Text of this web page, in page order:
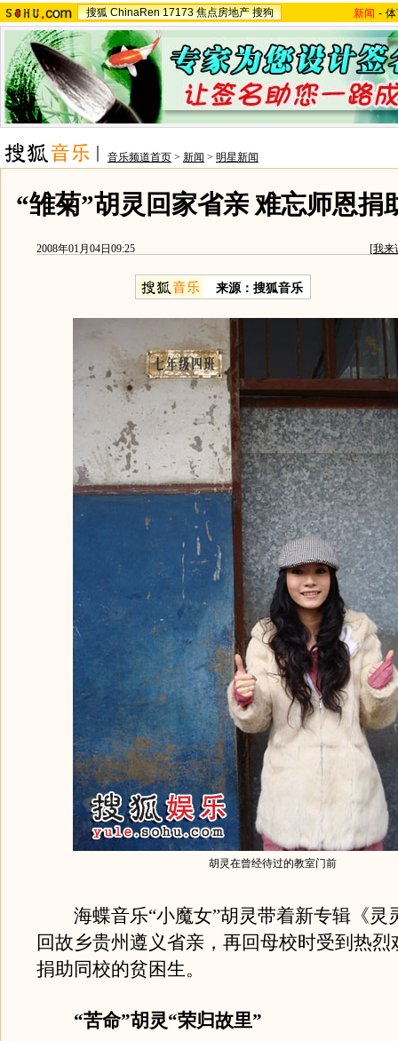
搜狐 ChinaRen 17173 焦点房地产 搜狗 新闻 -
音乐频道首页 > 新闻 > 明星新闻
“雏菊”胡灵回家省亲 难忘师恩捐
2008年01月04日09:25 [我来
来源：搜狐音乐
胡灵在曾经待过的教室门前
海蝶音乐“小魔女”胡灵带着新专辑《灵
回故乡贵州遵义省亲，再回母校时受到热烈
捐助同校的贫困生。
“苦命”胡灵“荣归故里”